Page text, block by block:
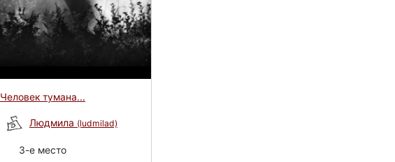
Человек тумана...
Людмила (ludmilad)
3-e место